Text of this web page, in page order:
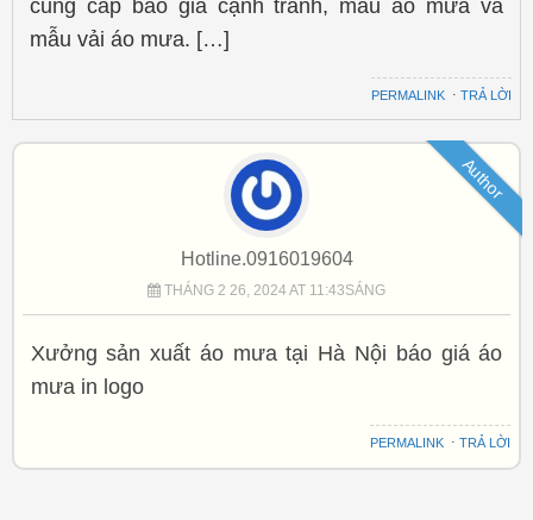
cung cấp báo giá cạnh tranh, mẫu áo mưa và
mẫu vải áo mưa. […]
PERMALINK ⋅TRẢ LỜI
Author
Hotline.0916019604
THÁNG 2 26, 2024 AT 11:43SÁNG
Xưởng sản xuất áo mưa tại Hà Nội báo giá áo
mưa in logo
PERMALINK ⋅TRẢ LỜI